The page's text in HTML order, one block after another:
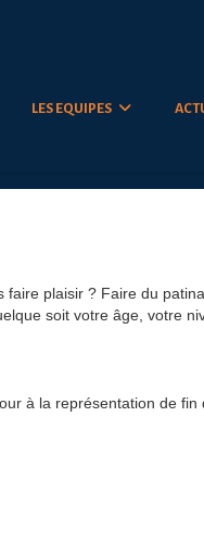
LES EQUIPES
plaisir ? Faire du
soit votre âge, votre
à la représentation de fin